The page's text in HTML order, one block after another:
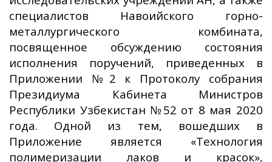
специалистов Навоийского горно-
металлургического комбината,
посвященное обсуждению состояния
исполнения поручений, приведенных в
Приложении №2 к Протоколу собрания
Президиума Кабинета Министров
Республики Узбекистан №52 от 8 мая 2020
года. Одной из тем, вошедших в
Приложение является «Технология
полимеризации лаков и красок»,